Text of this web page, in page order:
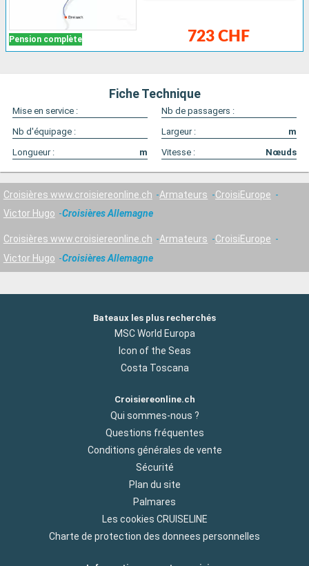
Pension complète 723 CHF
Fiche Technique
Mise en service :
Nb de passagers :
Nb d'équipage :
Largeur :
m
Longueur :
m Vitesse : Nœuds
Croisières www.croisiereonline.ch Armateurs
CroisiEurope
Victor Hugo
Croisières Allemagne
Croisières www.croisiereonline.ch Armateurs
CroisiEurope
Victor Hugo
Croisières Allemagne
Bateaux les plus recherchés
MSC World Europa
Icon of the Seas
Costa Toscana
Croisiereonline.ch
Qui sommes-nous ?
Questions fréquentes
Conditions générales de vente
Sécurité
Plan du site
Palmares
Les cookies CRUISELINE
Charte de protection des donnees personnelles